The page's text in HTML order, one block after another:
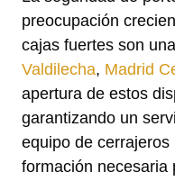
preocupación
cajas fuertes son
Valdilecha, Madrid
apertura de estos
garantizando un
equipo de
formación necesaria